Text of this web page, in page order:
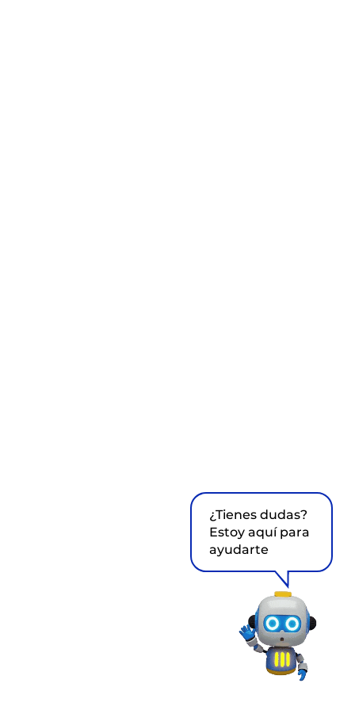
¿Tienes dudas?
Estoy aquí para
ayudarte